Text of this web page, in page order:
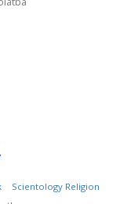
Scientology Religion